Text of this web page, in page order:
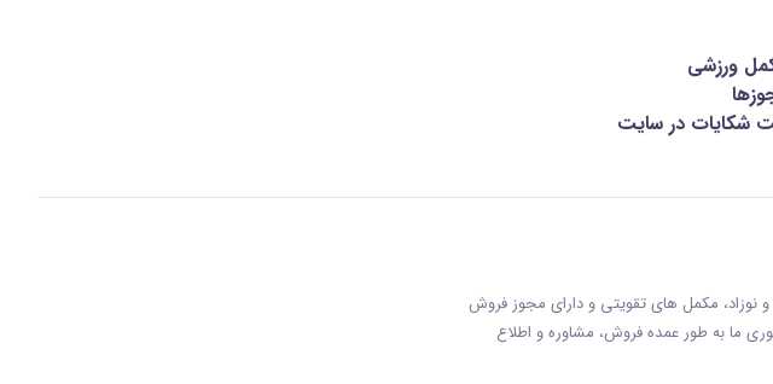
ورزشی
شکایات در سایت
نوزاد، مکمل های تقویتی و دارای مجوز فروش
فعاليت محوری ما به طور عمده فروش، مشاوره و اطلاع